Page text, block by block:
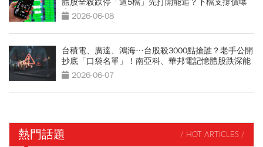
體股全殺跌停「這5檔」先打開能追？下檔支撐價曝
光 2026-06-08
台積電、廣達、鴻海…台股殺3000點搶誰？老手公開
抄底「口袋名單」！南亞科、華邦電記憶體股跌深能
買？2026-06-07
熱門話題 / HOT ARTICLES /